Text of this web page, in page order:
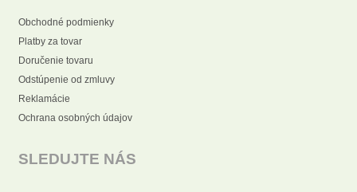
Obchodné podmienky
Platby za tovar
Doručenie tovaru
Odstúpenie od zmluvy
Reklamácie
Ochrana osobných údajov
SLEDUJTE NÁS